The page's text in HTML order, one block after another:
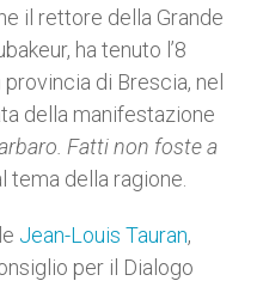
il rettore della Grande
ha tenuto l’8
di Brescia, nel
della manifestazione
Fatti non foste a
tema della ragione.
Jean-Louis Tauran,
per il Dialogo